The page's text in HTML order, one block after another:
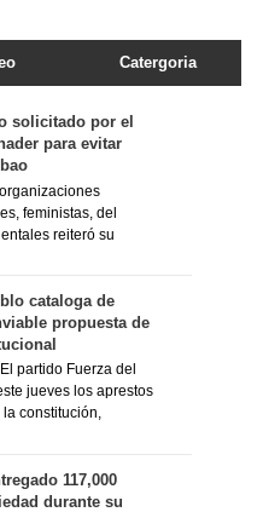
Catergoria
solicitado por el
para evitar
feministas, del
reiteró su
cataloga de
propuesta de
partido Fuerza del
jueves los aprestos
constitución,
117,000
durante su